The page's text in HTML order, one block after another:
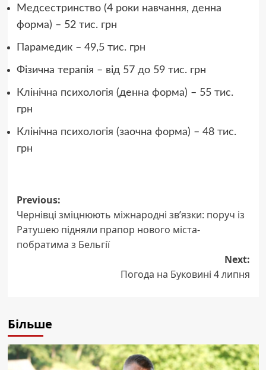
Медсестринство (4 роки навчання, денна
форма) – 52 тис. грн
Парамедик – 49,5 тис. грн
Фізична терапія – від 57 до 59 тис. грн
Клінічна психологія (денна форма) – 55 тис.
грн
Клінічна психологія (заочна форма) – 48 тис.
грн
Post
navigation
Previous:
Чернівці зміцнюють міжнародні зв’язки: поруч із
Ратушею підняли прапор нового міста-
побратима з Бельгії
Next:
Погода на Буковині 4 липня
Більше